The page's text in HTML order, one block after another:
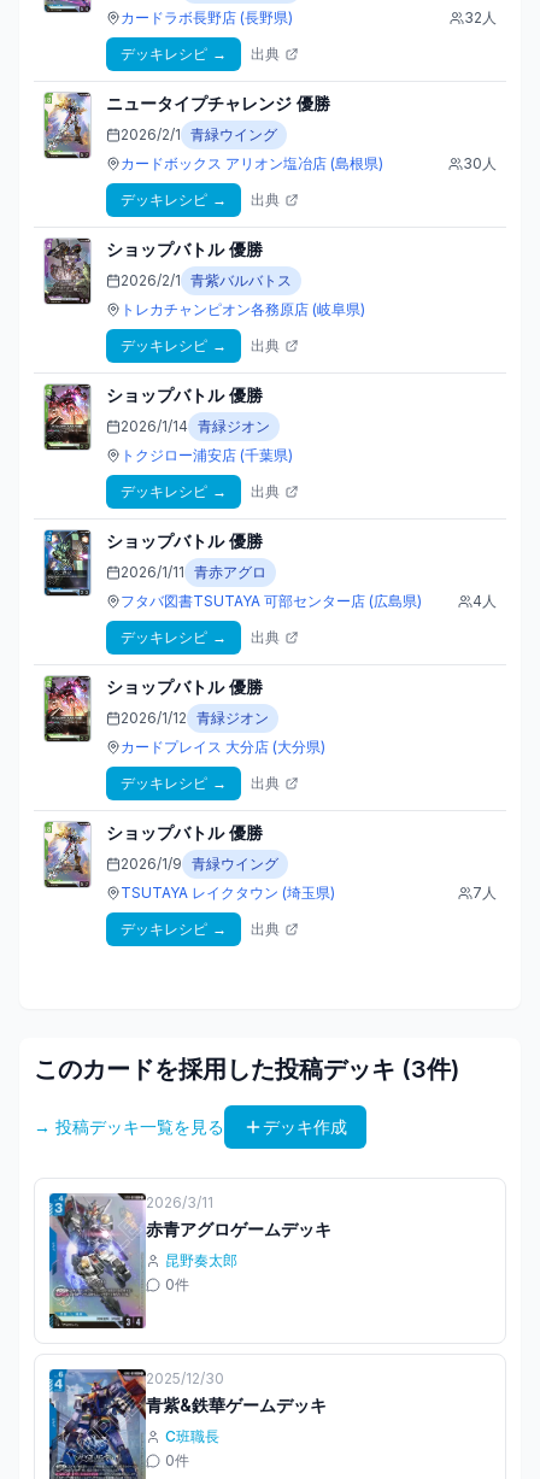
カードラボ長野店 (長野県) 32 人
デッキレシピ → 出典
ニュータイプチャレンジ 優勝
2026/2/1 青緑ウイング
カードボックス アリオン塩冶店 (島根県) 30 人
デッキレシピ → 出典
ショップバトル 優勝
2026/2/1 青紫バルバトス
トレカチャンピオン各務原店 (岐阜県)
デッキレシピ → 出典
ショップバトル 優勝
2026/1/14 青緑ジオン
トクジロー浦安店 (千葉県)
デッキレシピ → 出典
ショップバトル 優勝
2026/1/11 青赤アグロ
フタバ図書TSUTAYA 可部センター店 (広島県) 4 人
デッキレシピ → 出典
ショップバトル 優勝
2026/1/12 青緑ジオン
カードプレイス 大分店 (大分県)
デッキレシピ → 出典
ショップバトル 優勝
2026/1/9 青緑ウイング
TSUTAYA レイクタウン (埼玉県) 7 人
デッキレシピ → 出典
このカードを採用した投稿デッキ (3件)
→ 投稿デッキ一覧を見る デッキ作成
2026/3/11
赤青アグロゲームデッキ
昆野奏太郎
0件
2025/12/30
青紫&鉄華ゲームデッキ
C班職長
0件